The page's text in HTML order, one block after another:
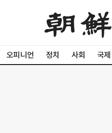
오피니언 정치 사회 국제